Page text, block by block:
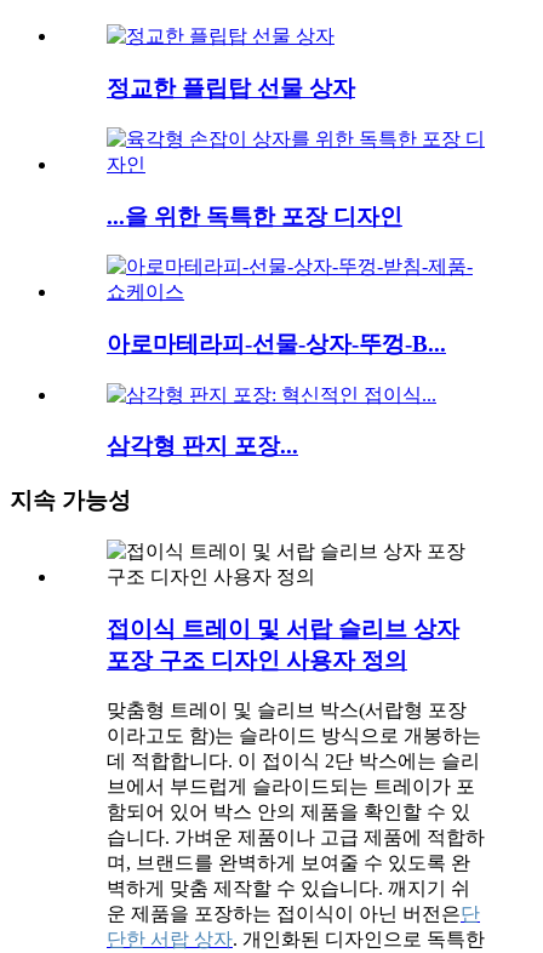
정교한 플립탑 선물 상자
...을 위한 독특한 포장 디자인
아로마테라피-선물-상자-뚜껑-B...
삼각형 판지 포장...
지속 가능성
접이식 트레이 및 서랍 슬리브 상자
포장 구조 디자인 사용자 정의
맞춤형 트레이 및 슬리브 박스(서랍형 포장
이라고도 함)는 슬라이드 방식으로 개봉하는
데 적합합니다. 이 접이식 2단 박스에는 슬리
브에서 부드럽게 슬라이드되는 트레이가 포
함되어 있어 박스 안의 제품을 확인할 수 있
습니다. 가벼운 제품이나 고급 제품에 적합하
며, 브랜드를 완벽하게 보여줄 수 있도록 완
벽하게 맞춤 제작할 수 있습니다. 깨지기 쉬
운 제품을 포장하는 접이식이 아닌 버전은단
단한 서랍 상자. 개인화된 디자인으로 독특한